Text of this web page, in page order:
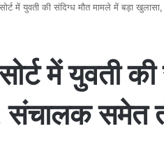
में युवती की संदिग्ध मौत मामले में बड़ा
में युवती
समेत